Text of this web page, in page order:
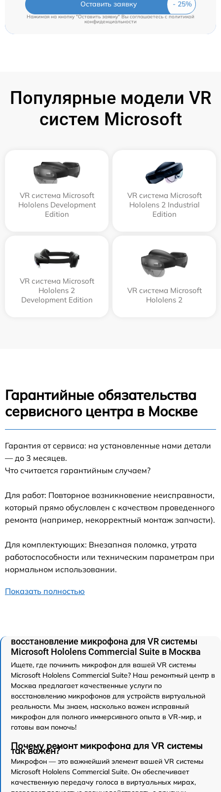
Оставить заявку
Нажимая на кнопку "Оставить заявку" Вы соглашаетесь c политикой
конфиденциальности
Популярные модели VR
систем Microsoft
VR система Microsoft
Hololens Development
Edition
VR система Microsoft
Hololens 2 Industrial
Edition
VR система Microsoft
Hololens 2
Development Edition
VR система Microsoft
Hololens 2
Гарантийные обязательства
сервисного центра в Москве
Гарантия от сервиса: на установленные нами детали
— до 3 месяцев.
Что считается гарантийным случаем?
Для работ: Повторное возникновение неисправности,
который прямо обусловлен с качеством проведенного
ремонта (например, некорректный монтаж запчасти).
Для комплектующих: Внезапная поломка, утрата
работоспособности или техническим параметрам при
нормальном использовании.
Показать полностью
восстановление микрофона для VR системы
Microsoft Hololens Commercial Suite в Москва
Ищете, где починить микрофон для вашей VR системы
Microsoft Hololens Commercial Suite? Наш ремонтный центр в
Москва предлагает качественные услуги по
восстановлению микрофонов для устройств виртуальной
реальности. Мы знаем, насколько важен исправный
микрофон для полного иммерсивного опыта в VR-мир, и
готовы вам помочь!
Почему ремонт микрофона для VR системы
так важен?
Микрофон — это важнейший элемент вашей VR системы
Microsoft Hololens Commercial Suite. Он обеспечивает
качественную передачу голоса в виртуальных мирах,